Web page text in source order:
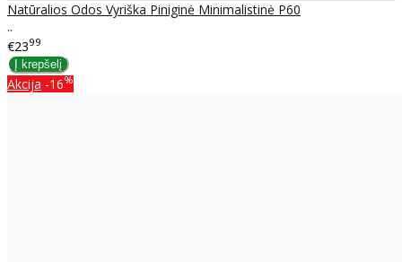
Natūralios Odos Vyriška Piniginė Minimalistinė P60
..
€2399
Akcija -16%